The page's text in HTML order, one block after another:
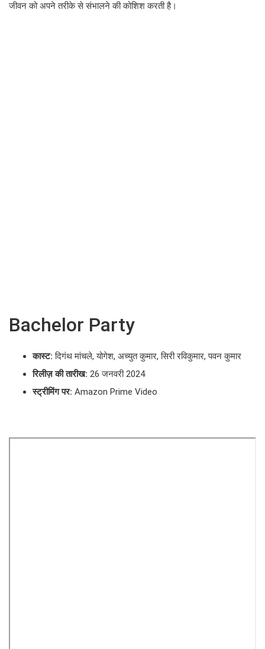
जीवन को अपने तरीके से संभालने की कोशिश करती है।
Bachelor Party
कास्ट:दिगंथ मांचले, योगेश, अच्युत कुमार, सिरी रविकुमार, पवन कुमार
रिलीज़ की तारीख: 26 जनवरी 2024
स्ट्रीमिंग पर: Amazon Prime Video